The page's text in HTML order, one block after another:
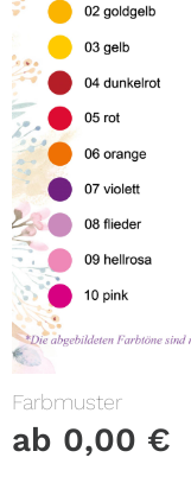
Farbmuster
ab 0,00 €